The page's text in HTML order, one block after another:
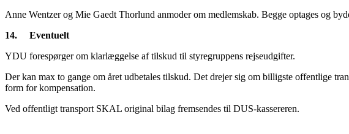
Anne Wentzer og Mie Gaedt Thorlund anmoder om medlemskab. Begge optages og
14. Eventuelt
YDU forespørger om klarlæggelse af tilskud til styregruppens rejseudgifter.
Der kan max to gange om året udbetales tilskud. Det drejer sig om billigste offentlige
form for kompensation.
Ved offentligt transport SKAL original bilag fremsendes til DUS-kassereren.